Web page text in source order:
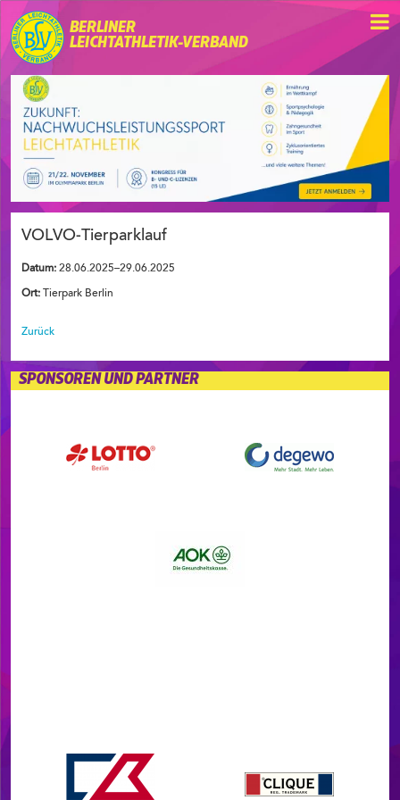
BERLINER
LEICHTATHLETIK-VERBAND
VOLVO-Tierparklauf
Datum: 28.06.2025–29.06.2025
Ort: Tierpark Berlin
Zurück
SPONSOREN UND PARTNER